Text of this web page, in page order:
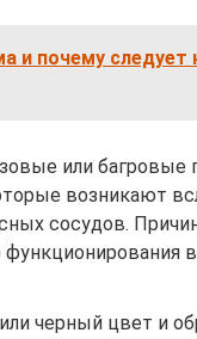
и почему следует
или
возникают
сосудов.
черный цвет и